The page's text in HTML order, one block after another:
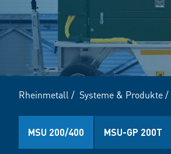
Rheinmetall / Systeme & Produkte/
MSU 200/400 MSU-GP 200T